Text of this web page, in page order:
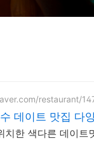
restaurant/
데이트 맛집 다
치한 색다른 데이